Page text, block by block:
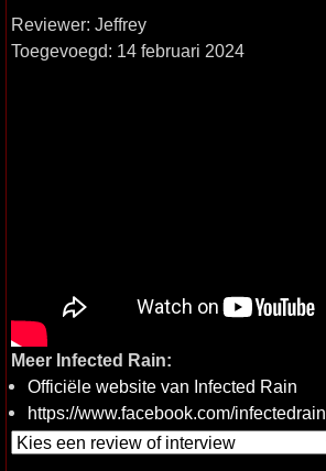
Reviewer: Jeffrey
Toegevoegd: 14 februari 2024
Meer Infected Rain:
Officiële website van Infected Rain
https://www.facebook.com/infectedrain